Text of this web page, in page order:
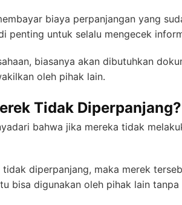
biaya perpanjangan yang
penting untuk selalu mengecek
biasanya akan dibutuhkan
oleh pihak lain.
Tidak Diperpanjang?
bahwa jika mereka tidak
diperpanjang, maka merek
bisa digunakan oleh pihak lain